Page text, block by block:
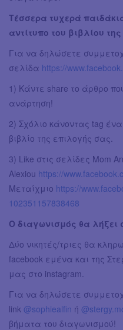
Τέσσερα τυχερά
αντίτυπο του βιβλίου
Για να δηλώσετε
σελίδα https://
1) Κάντε share το άρθρο
ανάρτηση!
2) Σχόλιο κάνοντας tag
βιβλίο της επιλογής σας.
3) Like στις σελίδες Mom
Alexiou https://
Μεταίχμιο https://
102351157838468
Ο διαγωνισμός θα λήξει
Δύο νικητές/τριες θα
facebook εμένα και της
μας στο instagram.
Για να δηλώσετε
link @sophiealfin ή
βήματα του διαγωνισμού!